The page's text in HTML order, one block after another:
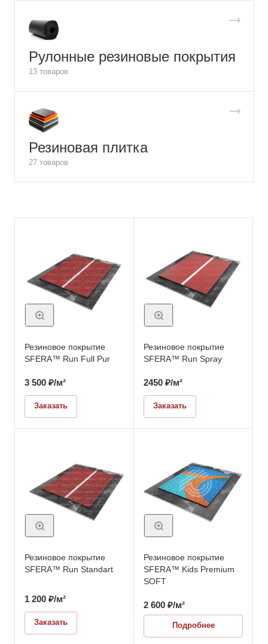
Рулонные резиновые покрытия
13 товаров
Резиновая плитка
27 товаров
Резиновое покрытие
SFERA™ Run Full Pur
3 500 ₽/м²
Заказать
Резиновое покрытие
SFERA™ Run Spray
2450 ₽/м²
Заказать
Резиновое покрытие
SFERA™ Run Standart
1 200 ₽/м²
Заказать
Резиновое покрытие
SFERA™ Kids Premium
SOFT
2 600 ₽/м²
Подробнее